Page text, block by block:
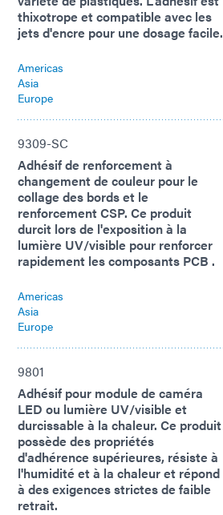
thixotrope et compatible avec les
jets d'encre pour une dosage facile.
Americas
Asia
Europe
9309-SC
Adhésif de renforcement à
changement de couleur pour le
collage des bords et le
renforcement CSP. Ce produit
durcit lors de l'exposition à la
lumière UV/visible pour renforcer
rapidement les composants PCB .
Americas
Asia
Europe
9801
Adhésif pour module de caméra
LED ou lumière UV/visible et
durcissable à la chaleur. Ce produit
possède des propriétés
d'adhérence supérieures, résiste à
l'humidité et à la chaleur et répond
à des exigences strictes de faible
retrait.